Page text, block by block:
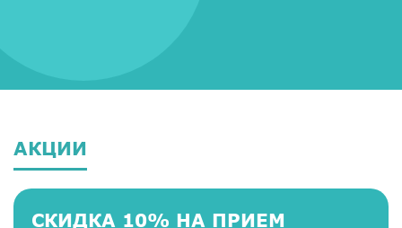
АКЦИИ
СКИДКА 10% НА ПРИЕМ